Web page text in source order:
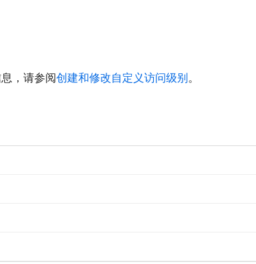
，请参阅创建和修改自定义访问级别。